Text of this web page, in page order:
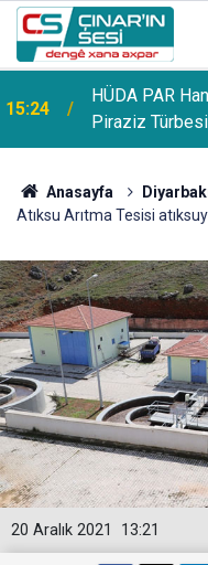
15:24
HÜDA PAR
Piraziz
bırakılmamalı
Anasayfa
Atıksu Arıtma Tesisi
13:21
20 Aralık 2021